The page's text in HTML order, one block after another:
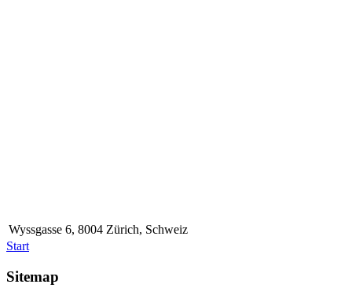
Wyssgasse 6, 8004 Zürich, Schweiz
Start
Sitemap